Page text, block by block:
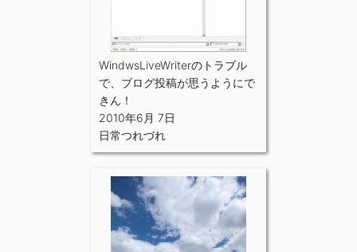
WindwsLiveWriterのトラブル
で、ブログ投稿が思うようにで
きん！
2010年6月 7日
日常つれづれ